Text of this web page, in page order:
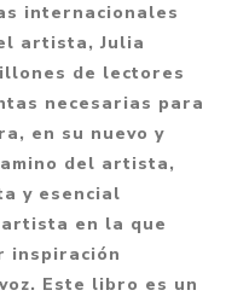
internacionales
artista, Julia
de lectores
necesarias para
en su nuevo y
del artista,
y esencial
en la que
inspiración
Este libro es un